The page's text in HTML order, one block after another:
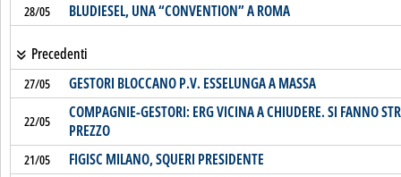
28/05 BLUDIESEL, UNA “CONVENTION” A ROMA
Precedenti
27/05 GESTORI BLOCCANO P.V. ESSELUNGA A MASSA
22/05
COMPAGNIE-GESTORI: ERG VICINA A CHIUDERE. SI FANNO
PREZZO
21/05 FIGISC MILANO, SQUERI PRESIDENTE